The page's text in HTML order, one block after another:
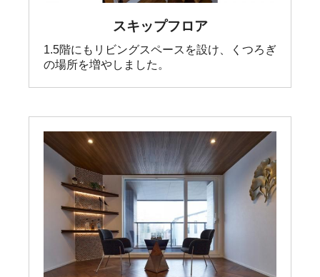
スキップフロア
1.5階にもリビングスペースを設け、くつろぎ
の場所を増やしました。